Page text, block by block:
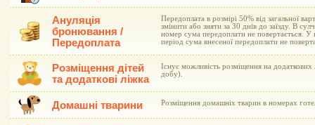
Ануляція
бронювання /
Передоплата
Передоплата в розмірі 50% від загальної
змінити або зняти за 30 днів до заїзду. В
номер сума передоплати не повертається. У
період сума внесеної передоплати не
Розміщення дітей
та додаткові ліжка
Існує можливість розміщення на
добу).
Домашні тварини Розміщення домашніх тварин в номерах